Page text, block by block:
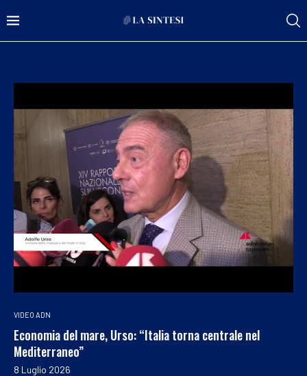
VIDEO ADN
Economia del mare, Urso: “Italia torna centrale nel
Mediterraneo”
8 Luglio 2026